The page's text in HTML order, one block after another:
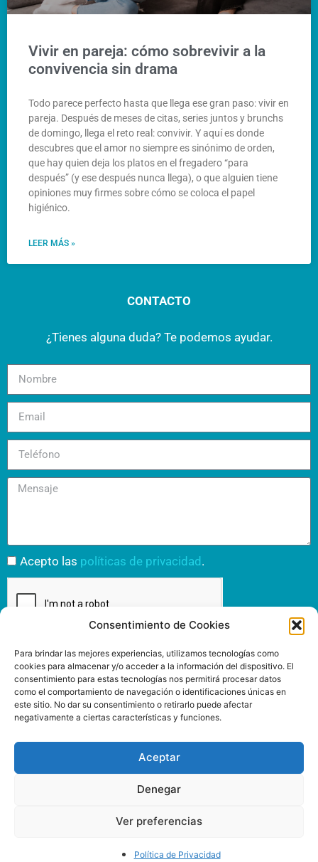
Consentimiento de Cookies
Para brindar las mejores experiencias, utilizamos tecnologías como
cookies para almacenar y/o acceder a la información del dispositivo. El
consentimiento para estas tecnologías nos permitirá procesar datos
como el comportamiento de navegación o identificaciones únicas en
este sitio. No dar su consentimiento o retirarlo puede afectar
negativamente a ciertas características y funciones.
Aceptar
Denegar
Ver preferencias
Política de Privacidad
Vivir en pareja: cómo sobrevivir a la
convivencia sin drama
Todo parece perfecto hasta que llega ese gran paso: vivir en
pareja. Después de meses de citas, series juntos y brunchs
de domingo, llega el reto real: convivir. Y aquí es donde
descubres que el amor no siempre es sinónimo de orden,
que hay quien deja los platos en el fregadero “para
después” (y ese después nunca llega), o que alguien tiene
opiniones muy firmes sobre cómo se coloca el papel
higiénico.
LEER MÁS »
CONTACTO
¿Tienes alguna duda? Te podemos ayudar.
Acepto las políticas de privacidad .
Enviar
INSPIRIT MUTUA